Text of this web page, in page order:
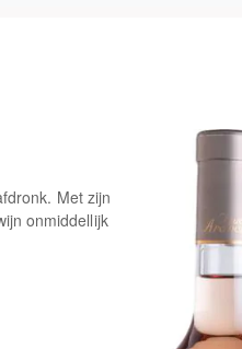
Met zijn
onmiddellijk